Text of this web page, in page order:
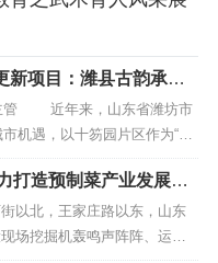
新项目：潍县古韵承千
管 近年来，山东省潍坊市
机遇，以十笏园片区作为“引
区更新聚焦老城复兴，秉持文
入、平台支撑，保障项目落
打造预制菜产业发展新
北，王家庄路以东，山东
场挖掘机轰鸣声阵阵、运输